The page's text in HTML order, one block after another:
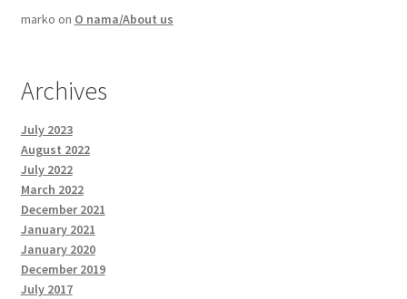
marko on O nama/About us
Archives
July 2023
August 2022
July 2022
March 2022
December 2021
January 2021
January 2020
December 2019
July 2017